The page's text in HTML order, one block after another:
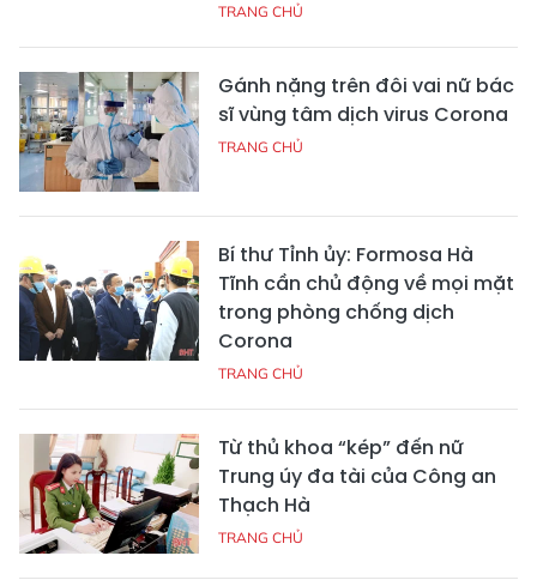
TRANG CHỦ
Gánh nặng trên đôi vai nữ bác
sĩ vùng tâm dịch virus Corona
TRANG CHỦ
Bí thư Tỉnh ủy: Formosa Hà
Tĩnh cần chủ động về mọi mặt
trong phòng chống dịch
Corona
TRANG CHỦ
Từ thủ khoa “kép” đến nữ
Trung úy đa tài của Công an
Thạch Hà
TRANG CHỦ